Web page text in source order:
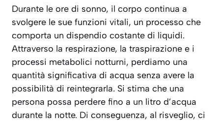
Durante le ore di sonno, il corpo continua a
svolgere le sue funzioni vitali, un processo che
comporta un dispendio costante di liquidi.
Attraverso la respirazione, la traspirazione e i
processi metabolici notturni, perdiamo una
quantità significativa di acqua senza avere la
possibilità di reintegrarla. Si stima che una
persona possa perdere fino a un litro d’acqua
durante la notte. Di conseguenza, al risveglio, ci